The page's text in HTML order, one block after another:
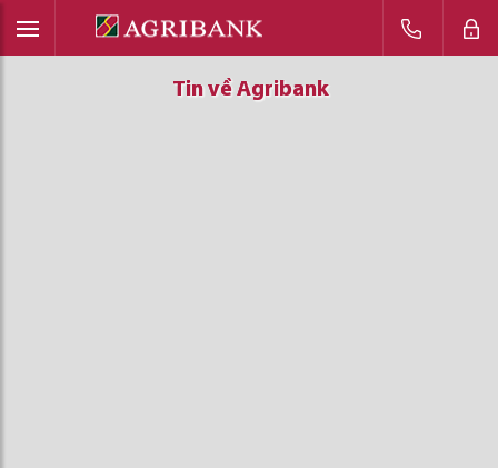
Tin về Agribank
Tin về Agribank
Tin về Agribank